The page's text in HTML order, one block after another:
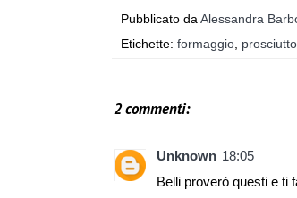
Pubblicato da Alessandra
Etichette: formaggio prosciutto
2 commenti:
Unknown 18:05
Belli proverò questi e ti